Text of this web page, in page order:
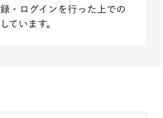
・ログインを行った上での
ています。